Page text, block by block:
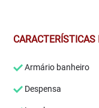
CARACTERÍSTICAS
Armário banheiro
Despensa